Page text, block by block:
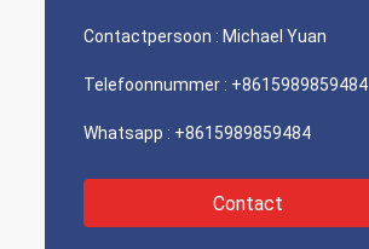
Contactpersoon : Michael Yuan
Telefoonnummer : +8615989859484
Whatsapp : +8615989859484
Contact